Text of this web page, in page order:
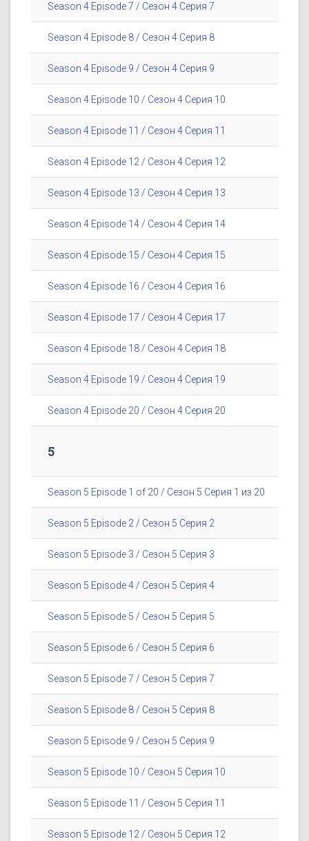
Season 4 Episode 7 / Сезон 4 Серия 7
Season 4 Episode 8 / Сезон 4 Серия 8
Season 4 Episode 9 / Сезон 4 Серия 9
Season 4 Episode 10 / Сезон 4 Серия 10
Season 4 Episode 11 / Сезон 4 Серия 11
Season 4 Episode 12 / Сезон 4 Серия 12
Season 4 Episode 13 / Сезон 4 Серия 13
Season 4 Episode 14 / Сезон 4 Серия 14
Season 4 Episode 15 / Сезон 4 Серия 15
Season 4 Episode 16 / Сезон 4 Серия 16
Season 4 Episode 17 / Сезон 4 Серия 17
Season 4 Episode 18 / Сезон 4 Серия 18
Season 4 Episode 19 / Сезон 4 Серия 19
Season 4 Episode 20 / Сезон 4 Серия 20
5
Season 5 Episode 1 of 20 / Сезон 5 Серия 1 из 20
Season 5 Episode 2 / Сезон 5 Серия 2
Season 5 Episode 3 / Сезон 5 Серия 3
Season 5 Episode 4 / Сезон 5 Серия 4
Season 5 Episode 5 / Сезон 5 Серия 5
Season 5 Episode 6 / Сезон 5 Серия 6
Season 5 Episode 7 / Сезон 5 Серия 7
Season 5 Episode 8 / Сезон 5 Серия 8
Season 5 Episode 9 / Сезон 5 Серия 9
Season 5 Episode 10 / Сезон 5 Серия 10
Season 5 Episode 11 / Сезон 5 Серия 11
Season 5 Episode 12 / Сезон 5 Серия 12